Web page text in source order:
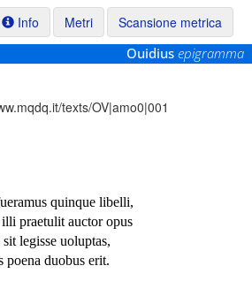
Info Metri
Scansione metrica
Ouidius epigramma
texts/OV|amo0|001
quinque libelli,
praetulit auctor opus
legisse uoluptas,
duobus erit.